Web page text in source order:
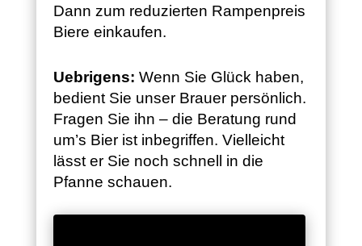
Dann zum reduzierten Rampenpreis
Biere einkaufen.
Uebrigens: Wenn Sie Glück haben,
bedient Sie unser Brauer persönlich.
Fragen Sie ihn – die Beratung rund
um’s Bier ist inbegriffen. Vielleicht
lässt er Sie noch schnell in die
Pfanne schauen.